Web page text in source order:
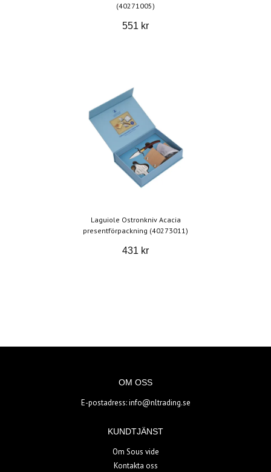
(40271005)
551 kr
Laguiole Ostronkniv Acacia
presentförpackning (40273011)
431 kr
OM OSS
E-postadress:info@nltrading.se
KUNDTJÄNST
Om Sous vide
Kontakta oss